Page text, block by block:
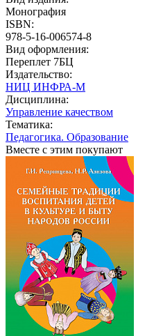
Монография
ISBN:
978-5-16-006574-8
Вид оформления:
Переплет 7БЦ
Издательство:
НИЦ ИНФРА-М
Дисциплина:
Управление качеством
Тематика:
Педагогика. Образование
Вместе с этим покупают